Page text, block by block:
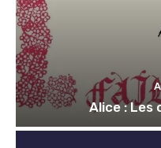
Alice : Les